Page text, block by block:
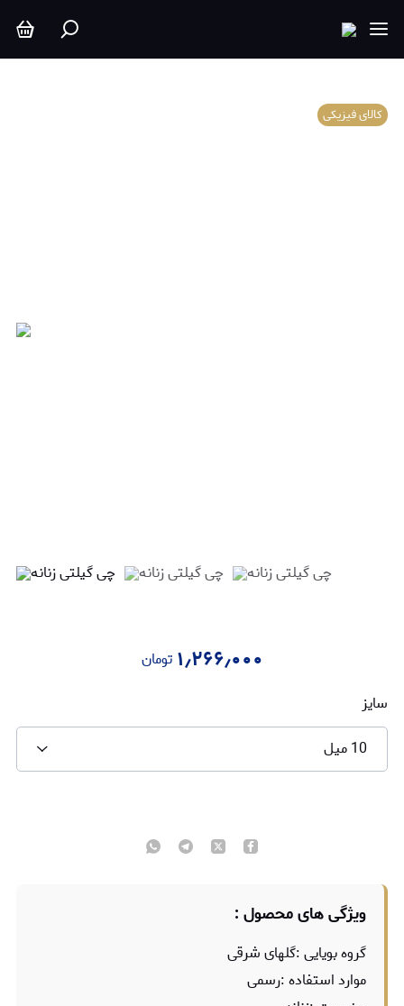
کالای فیزیکی
۱٫۲۶۶٫۰۰۰ تومان
سایز
10 میل
ویژگی های محصول :
گروه بویایی :گلهای شرقی
موارد استفاده :رسمی